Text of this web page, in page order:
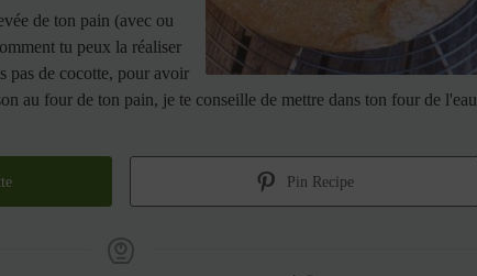
de ton pain (avec ou
tu peux la réaliser
pas de cocotte, pour avoir
au four de ton pain, je te conseille de mettre dans ton four de l'eau
Pin Recipe